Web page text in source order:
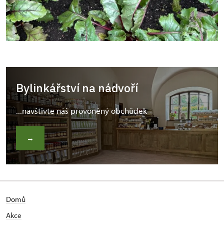
Bylinkářství na nádvoří
...navštivte náš provoněný obchůdek
→
Domů
Akce